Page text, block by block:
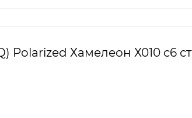
Polarized Хамелеон Х010 с6